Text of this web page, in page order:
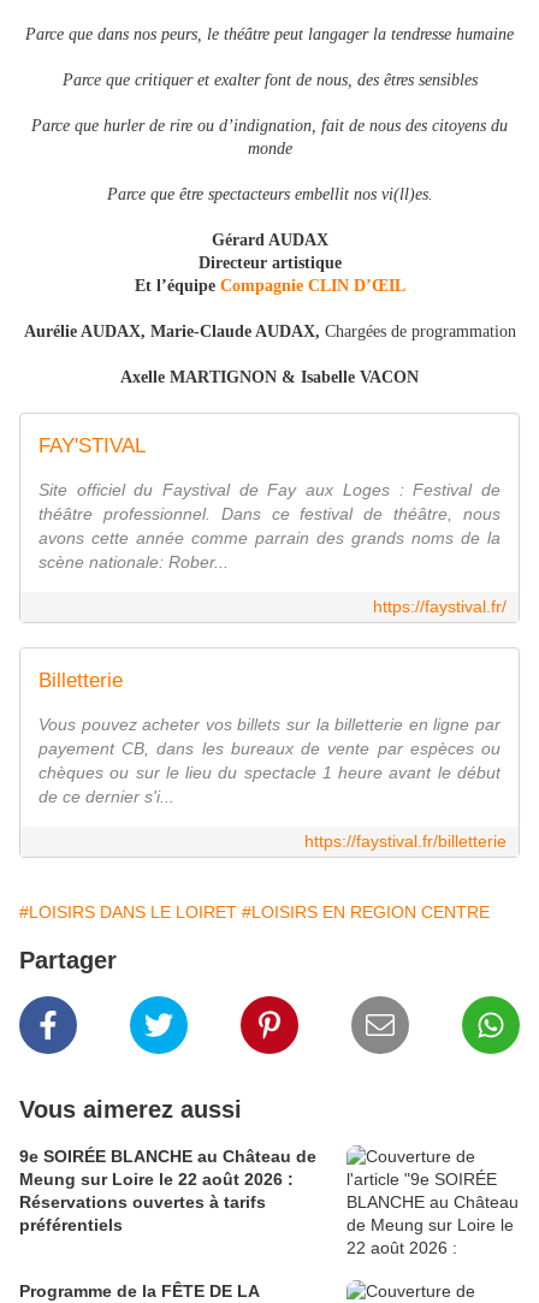
Parce que dans nos peurs, le théâtre peut langager la tendresse humaine
Parce que critiquer et exalter font de nous, des êtres sensibles
Parce que hurler de rire ou d’indignation, fait de nous des citoyens du
monde
Parce que être spectacteurs embellit nos vi(ll)es.
Gérard AUDAX
Directeur artistique
Et l’équipe Compagnie CLIN D’ŒIL
Aurélie AUDAX, Marie-Claude AUDAX, Chargées de programmation
Axelle MARTIGNON & Isabelle VACON
FAY'STIVAL
Site officiel du Faystival de Fay aux Loges : Festival de
théâtre professionnel. Dans ce festival de théâtre, nous
avons cette année comme parrain des grands noms de la
scène nationale: Rober...
https://faystival.fr/
Billetterie
Vous pouvez acheter vos billets sur la billetterie en ligne par
payement CB, dans les bureaux de vente par espèces ou
chèques ou sur le lieu du spectacle 1 heure avant le début
de ce dernier s'i...
https://faystival.fr/billetterie
#LOISIRS DANS LE LOIRET #LOISIRS EN REGION CENTRE
Partager
Vous aimerez aussi
9e SOIRÉE BLANCHE au Château de
Meung sur Loire le 22 août 2026 :
Réservations ouvertes à tarifs
préférentiels
Programme de la FÊTE DE LA